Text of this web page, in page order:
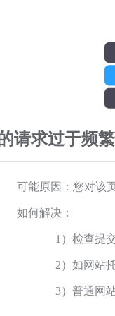
请求过于频
可能原因：您对该
如何解决：
1）检查提
2）如网站
3）普通网